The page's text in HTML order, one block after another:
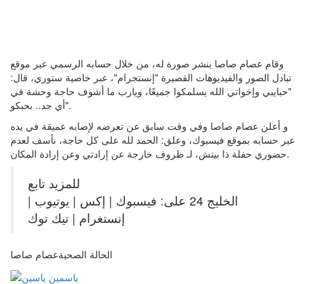
وقام عصام صاصا بنشر صورة له، من خلال حسابه الرسمي عبر موقع
تبادل الصور والفيديوهات القصيرة "إنستجرام"، عبر خاصية ستوري، قال:
"حبايبي وإخواتي الله يسلمكوا جميعًا، ويارب ما أشوف حاجة وحشة في
أي حد.. بحبكو".
و أعلن عصام صاصا وفي وقت سابق عن تعرضه لإصابه عميقة في يده
عبر حسابه بموقع فيسبوك، وعلق: الحمد لله على كل حاجة، نأسف لعدم
حضوري حفلة ذا بيتش، لـ ظروف خارجة عن إرادتي وعن إرادة المكان.
للمزيد تابع
الخليج 24 على: فيسبوك | إكس | يوتيوب |
إنستغرام | تيك توك
الحالة الصحيةعصام صاصا